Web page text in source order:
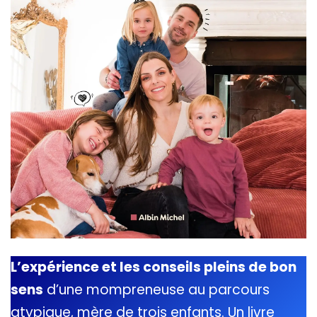
L’expérience et les conseils pleins de bon
sens d’une mompreneuse au parcours
atypique, mère de trois enfants. Un livre